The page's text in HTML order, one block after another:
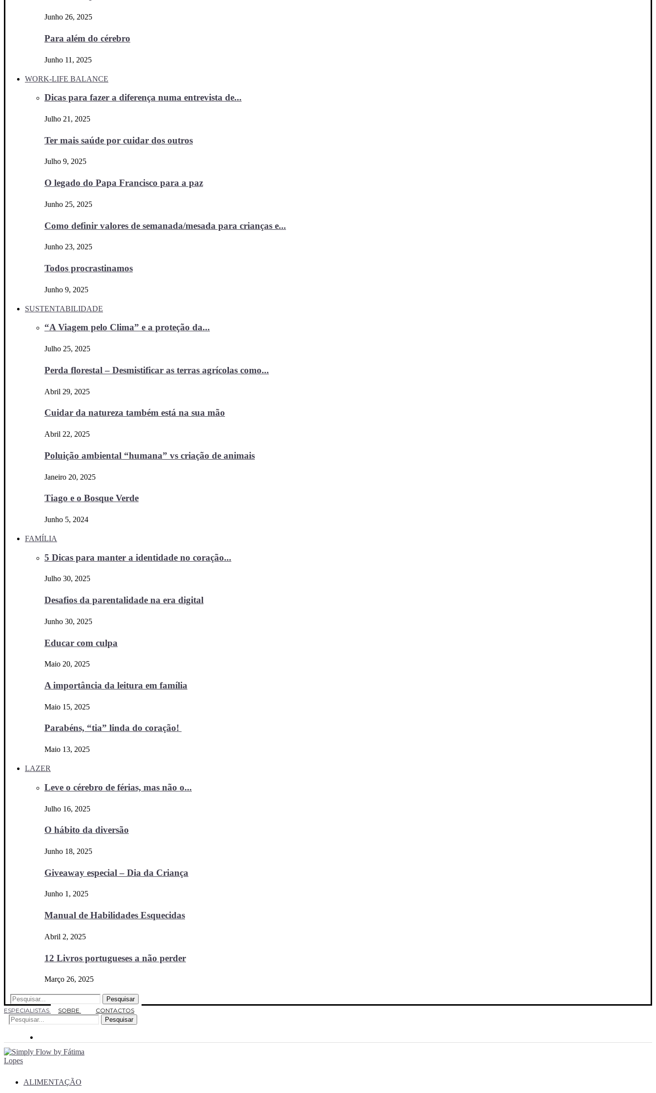
Junho 26, 2025
Para além do cérebro
Junho 11, 2025
WORK-LIFE BALANCE
Dicas para fazer a diferença numa entrevista de...
Julho 21, 2025
Ter mais saúde por cuidar dos outros
Julho 9, 2025
O legado do Papa Francisco para a paz
Junho 25, 2025
Como definir valores de semanada/mesada para crianças e...
Junho 23, 2025
Todos procrastinamos
Junho 9, 2025
SUSTENTABILIDADE
“A Viagem pelo Clima” e a proteção da...
Julho 25, 2025
Perda florestal – Desmistificar as terras agrícolas como...
Abril 29, 2025
Cuidar da natureza também está na sua mão
Abril 22, 2025
Poluição ambiental “humana” vs criação de animais
Janeiro 20, 2025
Tiago e o Bosque Verde
Junho 5, 2024
FAMÍLIA
5 Dicas para manter a identidade no coração...
Julho 30, 2025
Desafios da parentalidade na era digital
Junho 30, 2025
Educar com culpa
Maio 20, 2025
A importância da leitura em família
Maio 15, 2025
Parabéns, “tia” linda do coração!
Maio 13, 2025
LAZER
Leve o cérebro de férias, mas não o...
Julho 16, 2025
O hábito da diversão
Junho 18, 2025
Giveaway especial – Dia da Criança
Junho 1, 2025
Manual de Habilidades Esquecidas
Abril 2, 2025
12 Livros portugueses a não perder
Março 26, 2025
Pesquisar
ESPECIALISTAS
SOBRE
CONTACTOS
Pesquisar
ALIMENTAÇÃO